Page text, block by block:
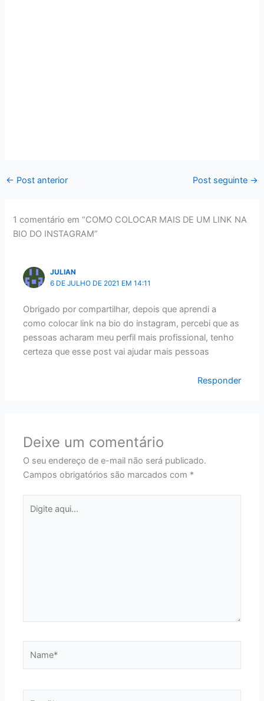
← Post anterior Post seguinte →
1 comentário em “COMO COLOCAR MAIS DE UM LINK NA
BIO DO INSTAGRAM”
JULIAN
6 DE JULHO DE 2021 EM 14:11
Obrigado por compartilhar, depois que aprendi a
como colocar link na bio do instagram, percebi que as
pessoas acharam meu perfil mais profissional, tenho
certeza que esse post vai ajudar mais pessoas
Responder
Deixe um comentário
O seu endereço de e-mail não será publicado.
Campos obrigatórios são marcados com *
aqui...